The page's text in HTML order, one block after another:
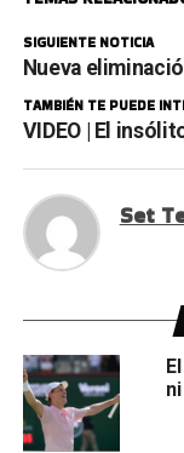
SIGUIENTE NOTICIA
Nueva
TAMBIÉN TE PUEDE
VIDEO | El
Set